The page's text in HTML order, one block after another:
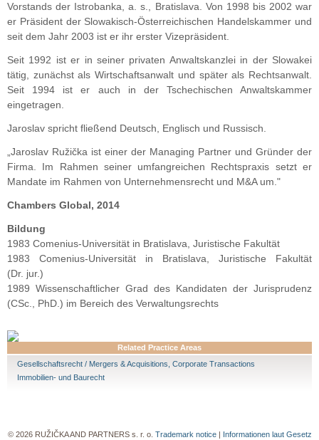
Vorstands der Istrobanka, a. s., Bratislava. Von 1998 bis 2002 war
er Präsident der Slowakisch-Österreichischen Handelskammer und
seit dem Jahr 2003 ist er ihr erster Vizepräsident.
Seit 1992 ist er in seiner privaten Anwaltskanzlei in der Slowakei
tätig, zunächst als Wirtschaftsanwalt und später als Rechtsanwalt.
Seit 1994 ist er auch in der Tschechischen Anwaltskammer
eingetragen.
Jaroslav spricht fließend Deutsch, Englisch und Russisch.
„Jaroslav Ružička ist einer der Managing Partner und Gründer der
Firma. Im Rahmen seiner umfangreichen Rechtspraxis setzt er
Mandate im Rahmen von Unternehmensrecht und M&A um."
Chambers Global, 2014
Bildung
1983 Comenius-Universität in Bratislava, Juristische Fakultät
1983 Comenius-Universität in Bratislava, Juristische Fakultät
(Dr. jur.)
1989 Wissenschaftlicher Grad des Kandidaten der Jurisprudenz
(CSc., PhD.) im Bereich des Verwaltungsrechts
Related Practice Areas
Gesellschaftsrecht / Mergers & Acquisitions, Corporate Transactions
Immobilien- und Baurecht
© 2026 RUŽIČKA AND PARTNERS s. r. o. Trademark notice| Informationen laut Gesetz